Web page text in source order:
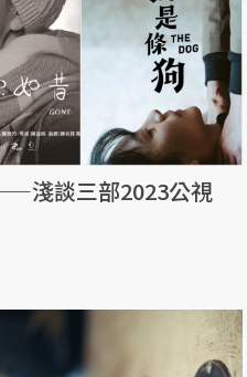
淺談三部2023公視